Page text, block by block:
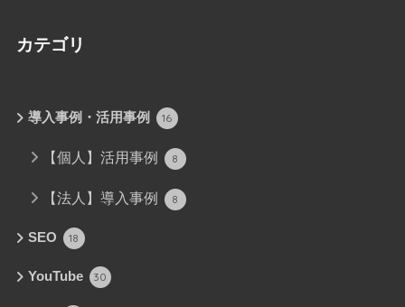
カテゴリ
導入事例・活用事例 16
【個人】活用事例 8
【法人】導入事例 8
SEO 18
YouTube 30